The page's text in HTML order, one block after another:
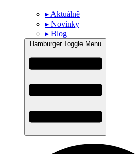
▸ Aktuálně
▸ Novinky
▸ Blog
Hamburger Toggle Menu